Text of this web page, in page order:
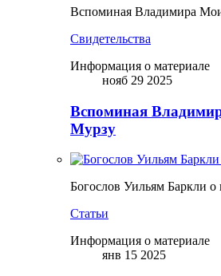
Вспоминая Владимира
Свидетельства
Информация о материале
нояб 29 2025
Вспоминая
Мурзу
Богослов Уильям Баркли о
Статьи
Информация о материале
янв 15 2025